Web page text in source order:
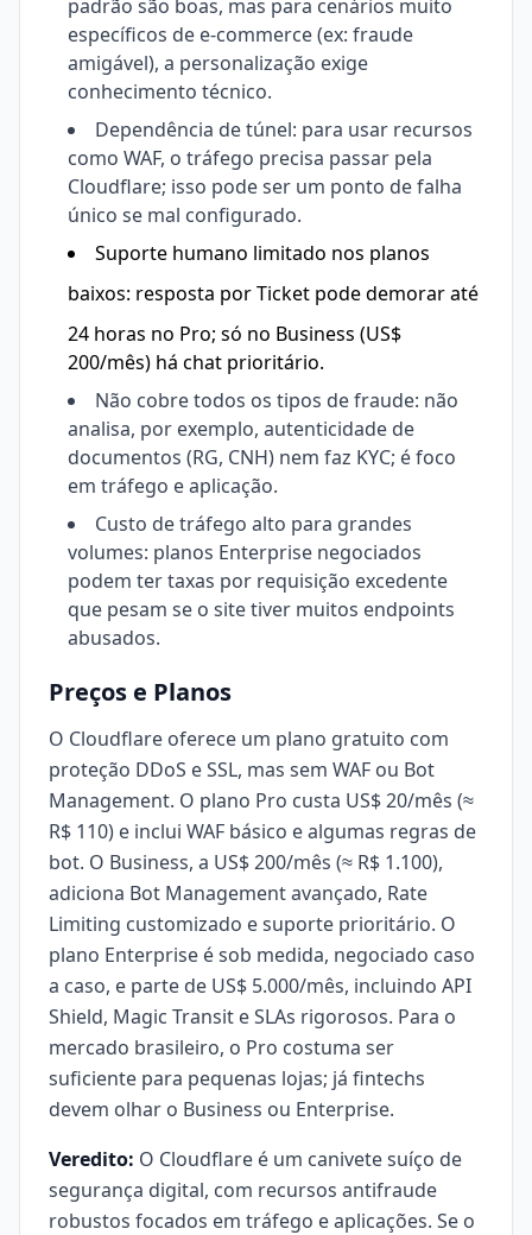
padrão são boas, mas para cenários muito
específicos de e-commerce (ex: fraude
amigável), a personalização exige
conhecimento técnico.
Dependência de túnel: para usar recursos
como WAF, o tráfego precisa passar pela
Cloudflare; isso pode ser um ponto de falha
único se mal configurado.
Suporte humano limitado nos planos
baixos: resposta porTicket pode demorar até
24 horas no Pro; só no Business (US$
200/mês) há chat prioritário.
Não cobre todos os tipos de fraude: não
analisa, por exemplo, autenticidade de
documentos (RG, CNH) nem faz KYC; é foco
em tráfego e aplicação.
Custo de tráfego alto para grandes
volumes: planos Enterprise negociados
podem ter taxas por requisição excedente
que pesam se o site tiver muitos endpoints
abusados.
Preços e Planos
O Cloudflare oferece um plano gratuito com
proteção DDoS e SSL, mas sem WAF ou Bot
Management. O plano Pro custa US$ 20/mês (≈
R$ 110) e inclui WAF básico e algumas regras de
bot. O Business, a US$ 200/mês (≈ R$ 1.100),
adiciona Bot Management avançado, Rate
Limiting customizado e suporte prioritário. O
plano Enterprise é sob medida, negociado caso
a caso, e parte de US$ 5.000/mês, incluindo API
Shield, Magic Transit e SLAs rigorosos. Para o
mercado brasileiro, o Pro costuma ser
suficiente para pequenas lojas; já fintechs
devem olhar o Business ou Enterprise.
Veredito: O Cloudflare é um canivete suíço de
segurança digital, com recursos antifraude
robustos focados em tráfego e aplicações. Se o